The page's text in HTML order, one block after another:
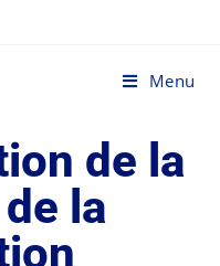
Menu
de la
la